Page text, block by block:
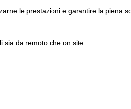
le prestazioni e garantire la piena
sia da remoto che on site.